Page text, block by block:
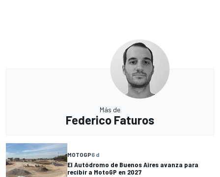
Más de
Federico Faturos
MOTOGP6 d
El Autódromo de Buenos Aires avanza para
recibir a MotoGP en 2027